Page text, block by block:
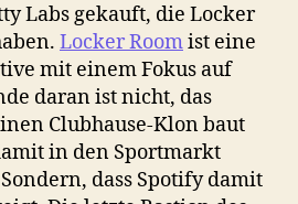
Labs gekauft, die Locker
Locker Roomist eine
mit einem Fokus auf
daran ist nicht, das
Clubhause-Klon baut
in den Sportmarkt
dass Spotify damit